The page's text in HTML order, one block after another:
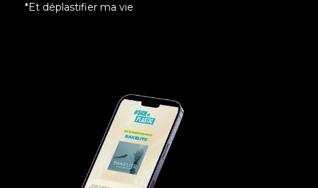
*Et déplastifier ma vie